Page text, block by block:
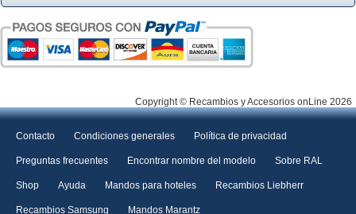
Copyright © Recambios y Accesorios onLine 2026
Contacto Condiciones generales Política de privacidad
Preguntas frecuentes Encontrar nombre del modelo Sobre RAL
Shop Ayuda Mandos para hoteles Recambios Liebherr
Recambios Samsung Mandos Marantz